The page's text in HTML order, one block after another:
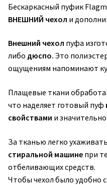
Бескаркасный пуфик
ВНЕШНИЙ чехол и
Внешний чехол пуфа
либо дюспо. Это
ощущениям напоминают
Плащевые ткани
что наделяет готовый пуф
свойствами и
За тканью легко
стиральной машине при
отбеливающих средств.
Чтобы чехол было удобно